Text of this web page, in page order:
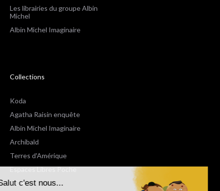
Salut c'est nous...
Les librairies du groupe Albin
Michel
Albin Michel Imaginaire
Collections
Koda
Agatha Raisin enquête
Albin Michel Imaginaire
Archibald
Terres d'Amérique
Espaces Libres Poche
NOX